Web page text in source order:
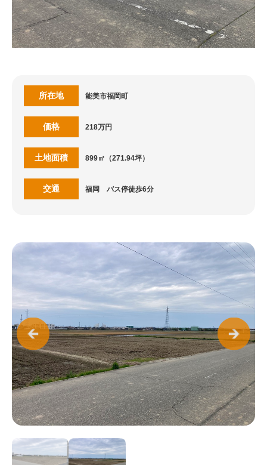
所在地 能美市福岡町
価格 218万円
土地面積 899㎡（271.94坪）
交通 福岡 バス停徒歩6分